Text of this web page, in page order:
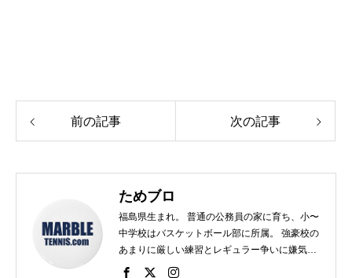
前の記事 次の記事
ためブロ
福島県生まれ。 普通の公務員の家に育ち、小〜
中学校はバスケットボール部に所属。 強豪校の
あまりに厳しい練習とレギュラー争いに嫌気が
さし、個人スポーツをやることに。 高校で見つ